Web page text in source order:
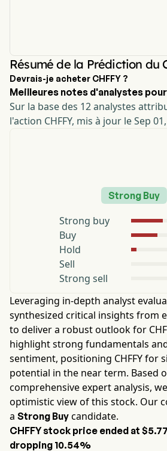
Résumé de la Prédiction du
Devrais-je acheter CHFFY ?
Meilleures notes d'analystes pour
Sur la base des 12 analystes
l'action CHFFY, mis à jour le Sep
Strong Buy
Strong buy
Buy
Hold
Sell
Strong sell
Leveraging in-depth analyst
synthesized critical insights from
to deliver a robust outlook for
highlight strong fundamentals
sentiment, positioning CHFFYfor
potential in the near term. Based
comprehensive expert analysis,
optimistic view of this stock. Our
a Strong Buy candidate.
CHFFYstock price ended at $5.77
dropping 10.54%